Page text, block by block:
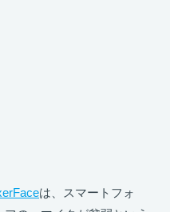
は、スマートフォ